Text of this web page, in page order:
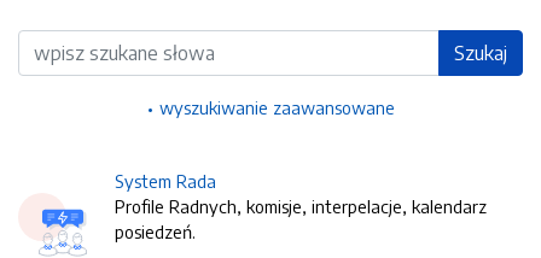
Wyszukiwarka Szukaj
wyszukiwanie zaawansowane
System Rada
Profile Radnych, komisje, interpelacje, kalendarz
posiedzeń.